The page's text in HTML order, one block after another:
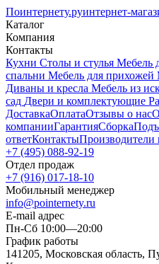
Поинтернету.руинтернет-
Каталог
Компания
Контакты
Кухни Столы и стулья Мебель
спальни Мебель для прихожей
Диваны и кресла Мебель из
сад Двери и комплектующие
ДоставкаОплатаОтзывы о насО
компанииГарантияСборка
ответКонтактыПроизводители
+7 (495) 088-92-19
Отдел продаж
+7 (916) 017-18-10
Мобильный менеджер
info@pointernety.ru
E-mail адрес
Пн-Сб 10:00—20:00
График работы
141205, Московская область,